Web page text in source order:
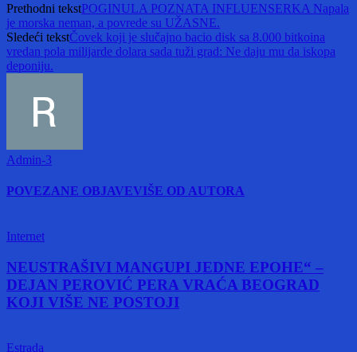
Prethodni tekstPOGINULA POZNATA INFLUENSERKA Napala
je morska neman, a povrede su UŽASNE.
Sledeći tekstČovek koji je slučajno bacio disk sa 8.000 bitkoina
vredan pola milijarde dolara sada tuži grad: Ne daju mu da iskopa
deponiju.
Admin-3
POVEZANE OBJAVEVIŠE OD AUTORA
Internet
NEUSTRAŠIVI MANGUPI JEDNE EPOHE“ –
DEJAN PEROVIĆ PERA VRAĆA BEOGRAD
KOJI VIŠE NE POSTOJI
Estrada